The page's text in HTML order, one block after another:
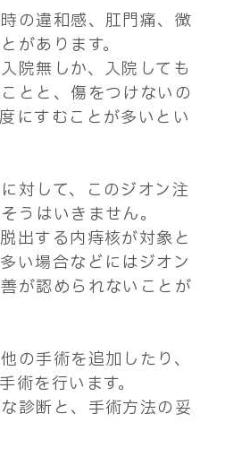
の違和感、肛門痛、微
があります。
院無しか、入院しても
とと、傷をつけないの
にすむことが多いとい
対して、このジオン注
うはいきません。
出する内痔核が対象と
い場合などにはジオン
が認められないことが
の手術を追加したり、
術を行います。
診断と、手術方法の妥